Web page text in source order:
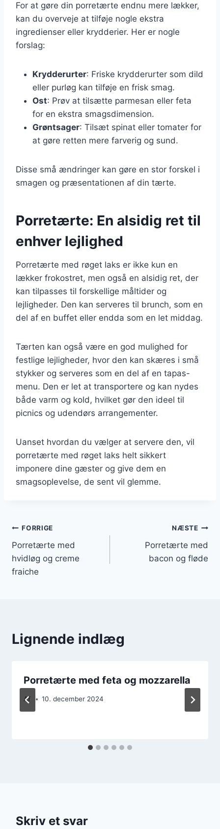
For at gøre din porretærte endnu mere lækker,
kan du overveje at tilføje nogle ekstra
ingredienser eller krydderier. Her er nogle
forslag:
Krydderurter: Friske krydderurter som dild
eller purløg kan tilføje en frisk smag.
Ost: Prøv at tilsætte parmesan eller feta
for en ekstra smagsdimension.
Grøntsager: Tilsæt spinat eller tomater for
at gøre retten mere farverig og sund.
Disse små ændringer kan gøre en stor forskel i
smagen og præsentationen af din tærte.
Porretærte: En alsidig ret til
enhver lejlighed
Porretærte med røget laks er ikke kun en
lækker frokostret, men også en alsidig ret, der
kan tilpasses til forskellige måltider og
lejligheder. Den kan serveres til brunch, som en
del af en buffet eller endda som en let middag.
Tærten kan også være en god mulighed for
festlige lejligheder, hvor den kan skæres i små
stykker og serveres som en del af en tapas-
menu. Den er let at transportere og kan nydes
både varm og kold, hvilket gør den ideel til
picnics og udendørs arrangementer.
Uanset hvordan du vælger at servere den, vil
porretærte med røget laks helt sikkert
imponere dine gæster og give dem en
smagsoplevelse, de sent vil glemme.
Indlægsnavigation
FORRIGE
Porretærte med
hvidløg og creme
fraiche
NÆSTE
Porretærte med
bacon og fløde
Lignende indlæg
Porretærte med feta og mozzarella
Af 10. december 2024
Skriv et svar